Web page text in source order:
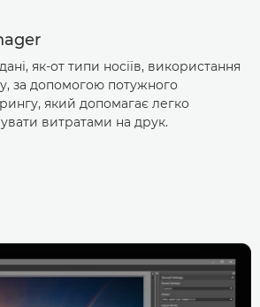
як-от типи носіїв, використання
за допомогою потужного
який допомагає легко
витратами на друк.